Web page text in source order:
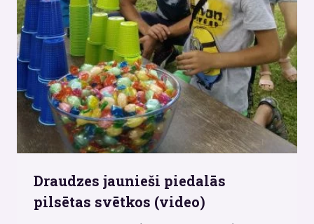
Draudzes jaunieši piedalās
pilsētas svētkos (video)